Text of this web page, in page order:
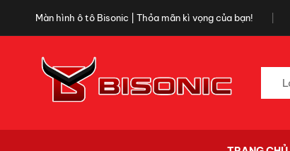
Màn hình ô tô Bisonic | Thỏa mãn kì vọng của bạn!